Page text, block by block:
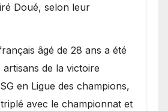
Doué, selon leur
âgé de 28 ans a été
artisans de la victoire
en Ligue des champions,
avec le championnat et